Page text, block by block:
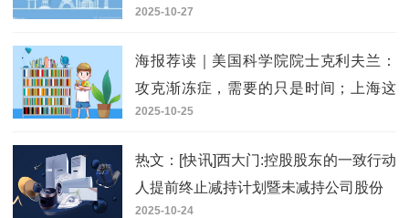
2025-10-27
海报荐读｜美国科学院院士克利夫兰：
攻克渐冻症，需要的只是时间；上海这
个区为何爱提“奶茶指数全市第一”？ 视焦
2025-10-25
热文：[快讯]西大门:控股股东的一致行动
人提前终止减持计划暨未减持公司股份
2025-10-24